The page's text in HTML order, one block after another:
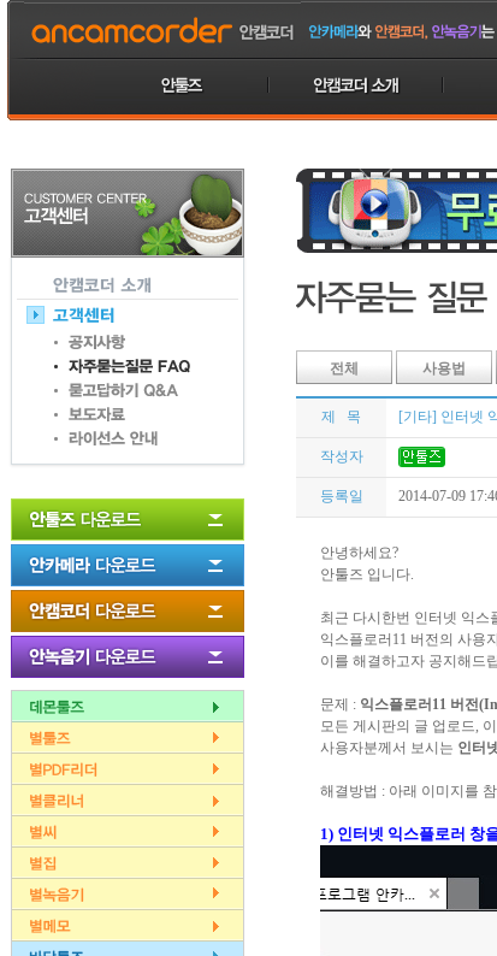
전체 사용법
제 목 [기타] 인터넷
작성자
등록일 2014-07-09
안녕하세요?
안툴즈 입니다.
최근 다시한번 인터넷 익스
익스플로러11 버전의 사용
이를 해결하고자 공지해드
문제 : 익스플로러11 버전
모든 게시판의 글 업로드,
사용자분께서 보시는 인터
해결방법 : 아래 이미지를
1) 인터넷 익스플로러 창